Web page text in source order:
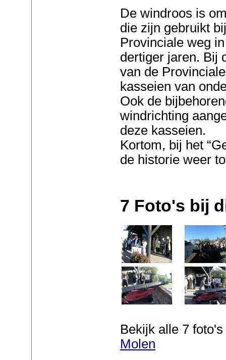
De windroos is
die zijn gebruikt
Provinciale weg
dertiger jaren. Bij
van de
kasseien van
Ook de
windrichting
deze kasseien.
Kortom, bij het
de historie weer
7 Foto's bij
Bekijk alle 7
Molen